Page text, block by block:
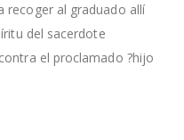
recoger al graduado allí
del sacerdote
el proclamado ?hijo